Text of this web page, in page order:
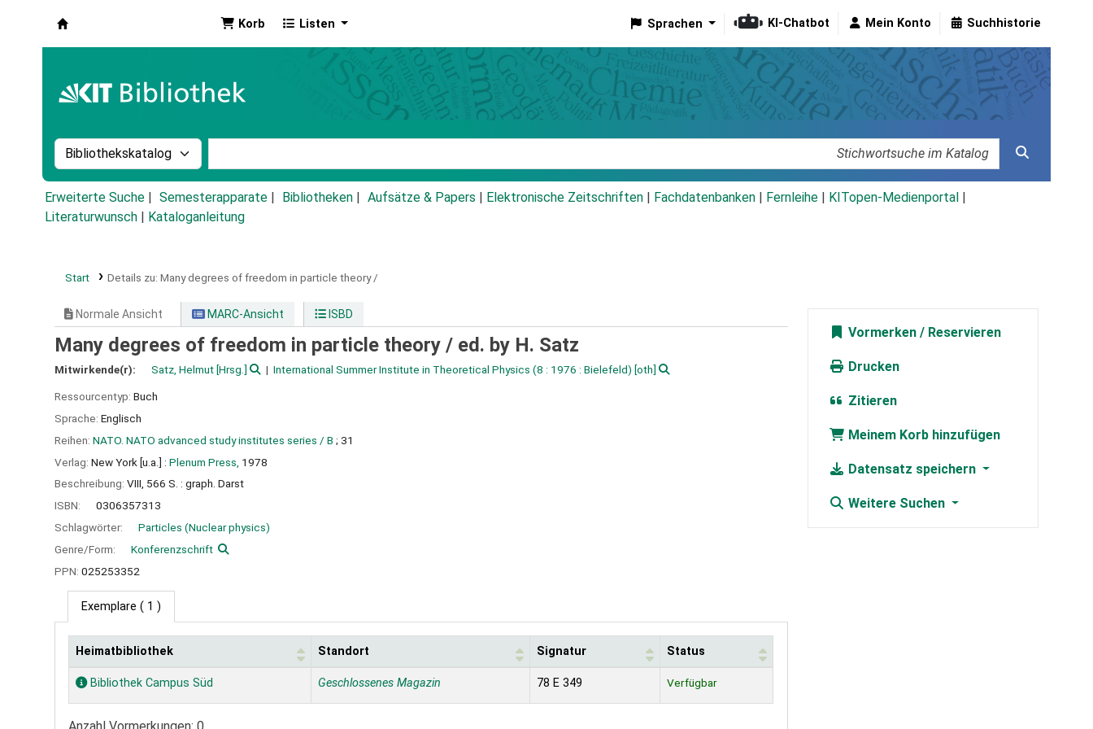
Korb Listen Sprachen KI-Chatbot Mein Konto Suchhistorie
Suche im Katalog nach:
Erweiterte Suche Semesterapparate Bibliotheken Aufsätze & Papers Elektronische Zeitschriften Fachdatenbanken Fernleihe KITopen-Medienportal
Literaturwunsch
Kataloganleitung
Start Details zu: Many degrees of freedom in particle theory /
Normale Ansicht MARC-Ansicht ISBD
Many degrees of freedom in particle theory / ed. by H. Satz
Mitwirkende(r): Satz, Helmut [Hrsg.] International Summer Institute in Theoretical Physics (8 : 1976 : Bielefeld) [oth]
Ressourcentyp: Buch
Sprache: Englisch
Reihen: NATO. NATO advanced study institutes series / B ; 31
Verlag: New York [u.a.] : Plenum Press, 1978
Beschreibung: VIII, 566 S. : graph. Darst
ISBN:
0306357313
Schlagwörter:
Particles (Nuclear physics)
Genre/Form:
Konferenzschrift
PPN: 025253352
Exemplare ( 1 )
Exemplare
Heimatbibliothek Standort Signatur Status
Bibliothek Campus Süd Geschlossenes Magazin 78 E 349 Verfügbar
Vormerken
Drucken
Zitieren
Meinem Korb hinzufügen
Datensatz speichern
Weitere Suchen